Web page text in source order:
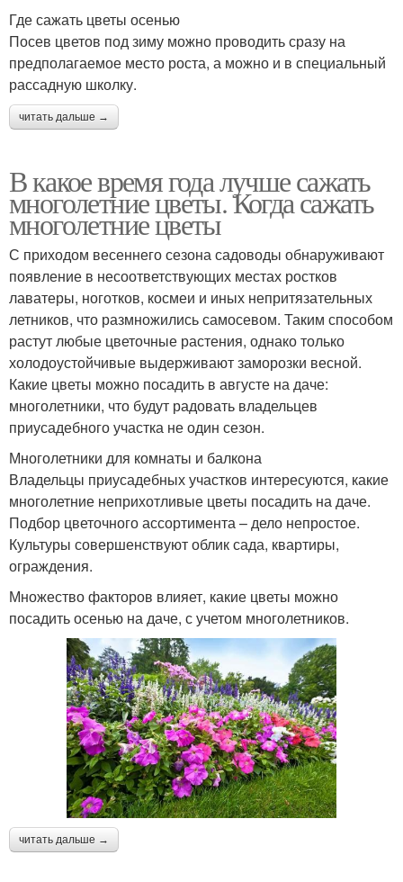
Где сажать цветы осенью
Посев цветов под зиму можно проводить сразу на
предполагаемое место роста, а можно и в специальный
рассадную школку.
читать дальше →
В какое время года лучше сажать
многолетние цветы. Когда сажать
многолетние цветы
С приходом весеннего сезона садоводы обнаруживают
появление в несоответствующих местах ростков
лаватеры, ноготков, космеи и иных непритязательных
летников, что размножились самосевом. Таким способом
растут любые цветочные растения, однако только
холодоустойчивые выдерживают заморозки весной.
Какие цветы можно посадить в августе на даче:
многолетники, что будут радовать владельцев
приусадебного участка не один сезон.
Многолетники для комнаты и балкона
Владельцы приусадебных участков интересуются, какие
многолетние неприхотливые цветы посадить на даче.
Подбор цветочного ассортимента – дело непростое.
Культуры совершенствуют облик сада, квартиры,
ограждения.
Множество факторов влияет, какие цветы можно
посадить осенью на даче, с учетом многолетников.
читать дальше →